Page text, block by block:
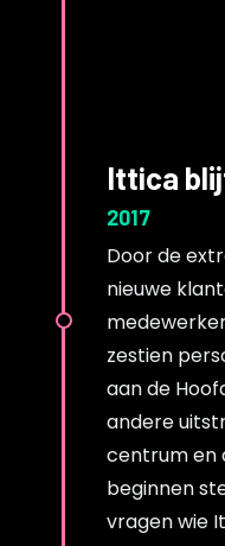
Ittica
2017
Door de
nieuwe
zestien
aan de
andere
centrum en
beginnen
vragen wie